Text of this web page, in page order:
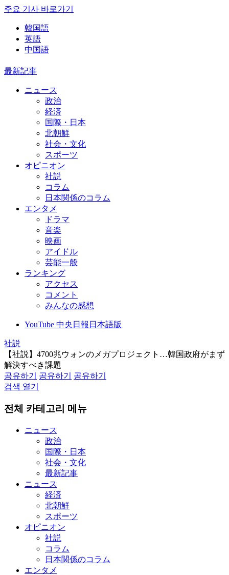
주요 기사 바로가기
韓国語
英語
中国語
最新記事
ニュース
政治
経済
国際・日本
北朝鮮
社会・文化
スポーツ
オピニオン
社説
コラム
日本関係のコラム
エンタメ
ドラマ
音楽
映画
アイドル
芸能一般
ランキング
アクセス
コメント
みんなの感想
YouTube 中央日報日本語版
社説
【社説】4700兆ウォンのメガプロジェクト…韓国政府がまず
解決すべき課題
공유하기
공유하기
공유하기
검색 열기
전체 카테고리 메뉴
ニュース
政治
国際・日本
社会・文化
最新記事
ニュース
経済
北朝鮮
スポーツ
オピニオン
社説
コラム
日本関係のコラム
エンタメ